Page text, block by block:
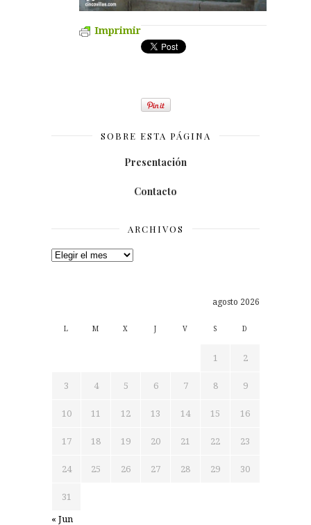
Imprimir
SOBRE ESTA PÁGINA
Presentación
Contacto
ARCHIVOS
Archivos
agosto 2026
L M X J V S D
1 2
3 4 5 6 7 8 9
10 11 12 13 14 15 16
17 18 19 20 21 22 23
24 25 26 27 28 29 30
31
« Jun